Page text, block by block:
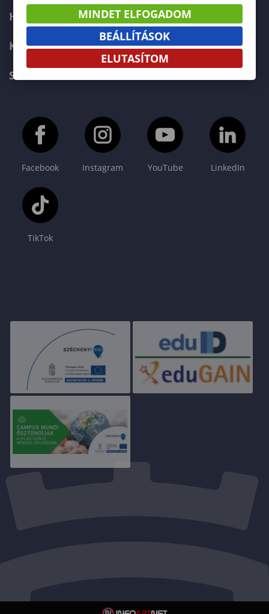
HÍREK
KAPCSOLAT
SOPRONI EGYETEM FŐOLDAL
Facebook Instagram YouTube LinkedIn
TikTok
MINDET ELFOGADOM
BEÁLLÍTÁSOK
ELUTASÍTOM